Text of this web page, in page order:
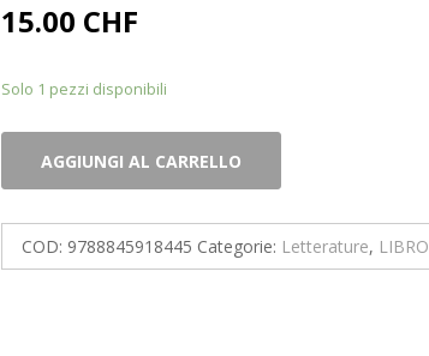
15.00 CHF
Solo 1 pezzi disponibili
caccia
quantità
AGGIUNGI AL CARRELLO
COD: 9788845918445 Categorie: Letterature, LIBRO